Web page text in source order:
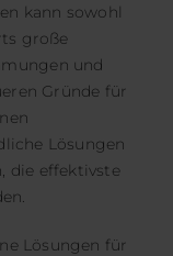
kann sowohl
große
und
Gründe für
Lösungen
die effektivste
Lösungen für